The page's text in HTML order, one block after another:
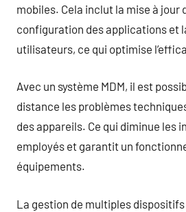
mobiles. Cela inclut la mise à jour
configuration des applications et
utilisateurs, ce qui optimise
Avec un système MDM, il est
distance les problèmes
des appareils. Ce qui diminue les
employés et garantit un
équipements.
La gestion de multiples